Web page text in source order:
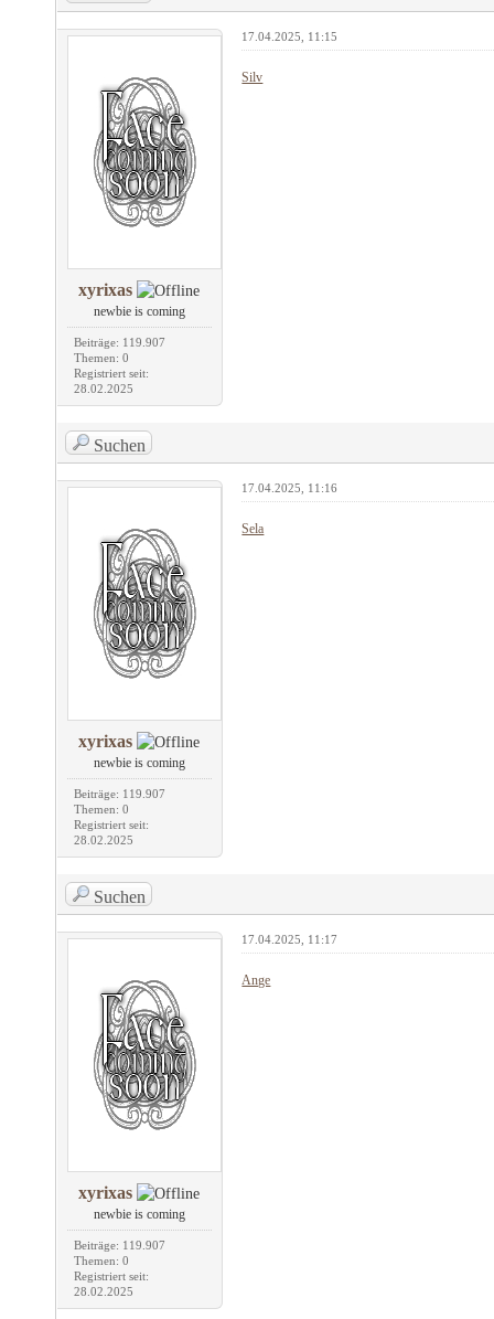
xyrixas
newbie is coming
Beiträge: 119.907
Themen: 0
Registriert seit:
28.02.2025
17.04.2025, 11:15
Silv
Suchen
xyrixas
newbie is coming
Beiträge: 119.907
Themen: 0
Registriert seit:
28.02.2025
17.04.2025, 11:16
Sela
Suchen
xyrixas
newbie is coming
Beiträge: 119.907
Themen: 0
Registriert seit:
28.02.2025
17.04.2025, 11:17
Ange